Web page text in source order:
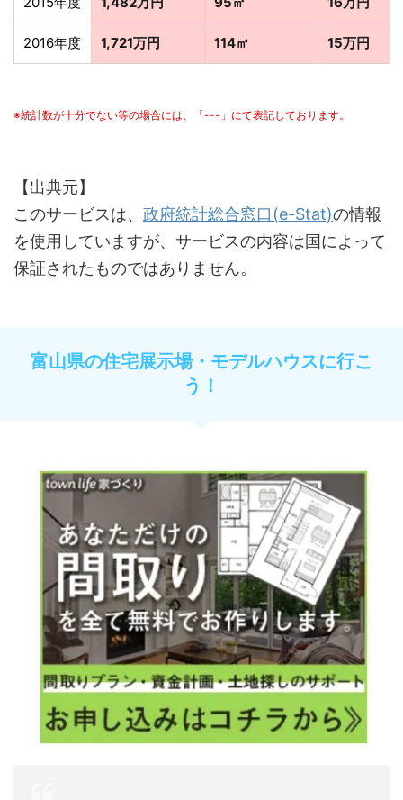
2016年度 1,721万円 114㎡ 15万円
※統計数が十分でない等の場合には、「---」にて表記しております。
【出典元】
このサービスは、 政府統計総合窓口(e-Stat)の情報
を使用していますが、サービスの内容は国によって
保証されたものではありません。
富山県の住宅展示場・モデルハウスに行こ
う！